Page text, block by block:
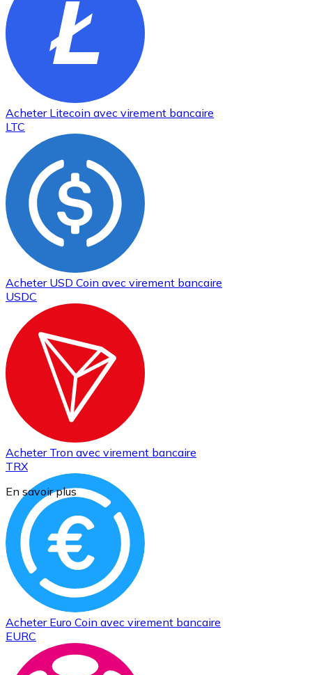
Acheter Litecoin avec virement bancaire
LTC
Acheter USD Coin avec virement bancaire
USDC
Acheter Tron avec virement bancaire
TRX
Acheter Euro Coin avec virement bancaire
EURC
En savoir plus